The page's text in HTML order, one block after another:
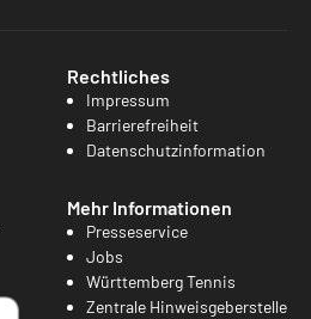
Rechtliches
Impressum
Barrierefreiheit
Datenschutzinformation
Mehr Informationen
Presseservice
Jobs
Württemberg Tennis
Zentrale Hinweisgeberstelle